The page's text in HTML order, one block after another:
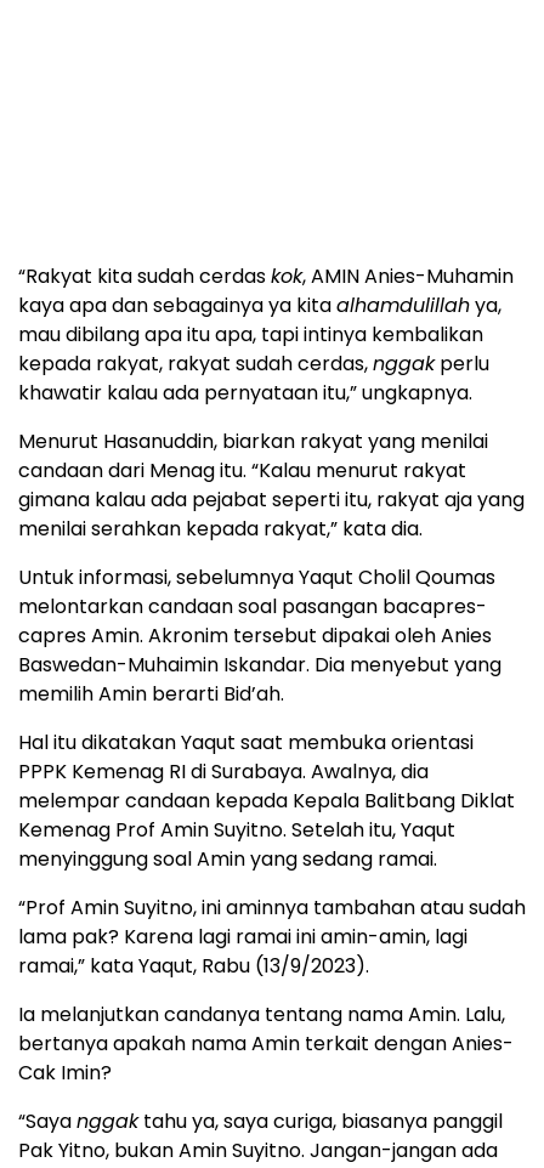
“Rakyat kita sudah cerdaskok, AMIN Anies-Muhamin
kaya apa dan sebagainya ya kitaalhamdulillahya,
mau dibilang apa itu apa, tapi intinya kembalikan
kepada rakyat, rakyat sudah cerdas,nggakperlu
khawatir kalau ada pernyataan itu,” ungkapnya.
Menurut Hasanuddin, biarkan rakyat yang menilai
candaan dari Menag itu. “Kalau menurut rakyat
gimana kalau ada pejabat seperti itu, rakyat aja yang
menilai serahkan kepada rakyat,” kata dia.
Untuk informasi, sebelumnya Yaqut Cholil Qoumas
melontarkan candaan soal pasangan bacapres-
capres Amin. Akronim tersebut dipakai oleh Anies
Baswedan-Muhaimin Iskandar. Dia menyebut yang
memilih Amin berarti Bid’ah.
Hal itu dikatakan Yaqut saat membuka orientasi
PPPK Kemenag RI di Surabaya. Awalnya, dia
melempar candaan kepada Kepala Balitbang Diklat
Kemenag Prof Amin Suyitno. Setelah itu, Yaqut
menyinggung soal Amin yang sedang ramai.
“Prof Amin Suyitno, ini aminnya tambahan atau sudah
lama pak? Karena lagi ramai ini amin-amin, lagi
ramai,” kata Yaqut, Rabu (13/9/2023).
Ia melanjutkan candanya tentang nama Amin. Lalu,
bertanya apakah nama Amin terkait dengan Anies-
Cak Imin?
“Sayanggaktahu ya, saya curiga, biasanya panggil
Pak Yitno, bukan Amin Suyitno. Jangan-jangan ada